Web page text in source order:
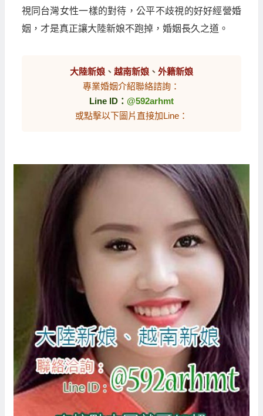
視同台灣女性一樣的對待，公平不歧視的好好經營婚
姻，才是真正讓大陸新娘不跑掉，婚姻長久之道。
大陸新娘、 越南新娘、 外籍新娘
專業婚姻介紹聯絡諮詢：
Line ID： @592arhmt
或點擊以下圖片直接加Line：